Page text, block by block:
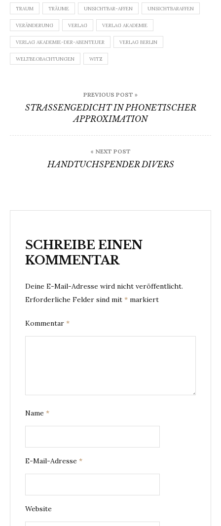
TRAUM TRÄUME UNSICHTBAR-AFFEN UNSICHTBARAFFEN
VERÄNDERUNG VERLAG VERLAG AKADEMIE
VERLAG AKADEMIE-DER-ABENTEUER VERLAG BERLIN
WELTBEOBACHTUNGEN WITZ
PREVIOUS POST »
STRASSENGEDICHT IN PHONETISCHER
APPROXIMATION
« NEXT POST
HANDTUCHSPENDER DIVERS
SCHREIBE EINEN
KOMMENTAR
Deine E-Mail-Adresse wird nicht veröffentlicht.
Erforderliche Felder sind mit * markiert
Kommentar *
Name *
E-Mail-Adresse *
Website